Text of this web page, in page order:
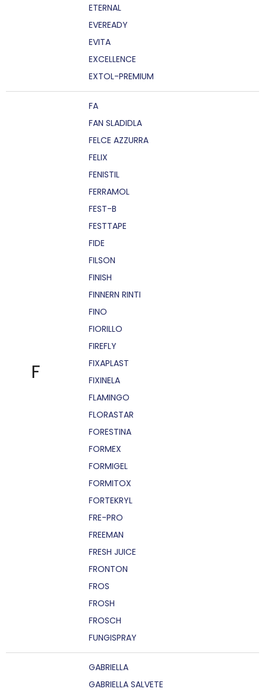
ETERNAL
EVEREADY
EVITA
EXCELLENCE
EXTOL-PREMIUM
F
FA
FAN SLADIDLA
FELCE AZZURRA
FELIX
FENISTIL
FERRAMOL
FEST-B
FESTTAPE
FIDE
FILSON
FINISH
FINNERN RINTI
FINO
FIORILLO
FIREFLY
FIXAPLAST
FIXINELA
FLAMINGO
FLORASTAR
FORESTINA
FORMEX
FORMIGEL
FORMITOX
FORTEKRYL
FRE-PRO
FREEMAN
FRESH JUICE
FRONTON
FROS
FROSH
FROSCH
FUNGISPRAY
GABRIELLA
GABRIELLA SALVETE